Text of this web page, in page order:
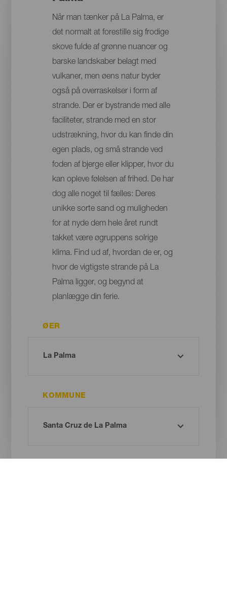
Når man tænker på La Palma, er
det normalt at forestille sig frodige
skove fulde af grønne nuancer og
barske landskaber belagt med
vulkaner, men øens natur byder
også på overraskelser i form af
strande. Der er bystrande med alle
faciliteter, strande med en stor
udstrækning, hvor du kan finde din
egen plads, og små strande ved
foden af bjerge eller klipper, hvor du
kan opleve følelsen af frihed. De har
dog alle noget til fælles: Deres
unikke sorte sand og muligheden
for at nyde dem hele året rundt
takket være øgruppens solrige
klima. Find ud af, hvordan de er, og
hvor de vigtigste strande på La
Palma ligger, og begynd at
planlægge din ferie.
ØER
KOMMUNE